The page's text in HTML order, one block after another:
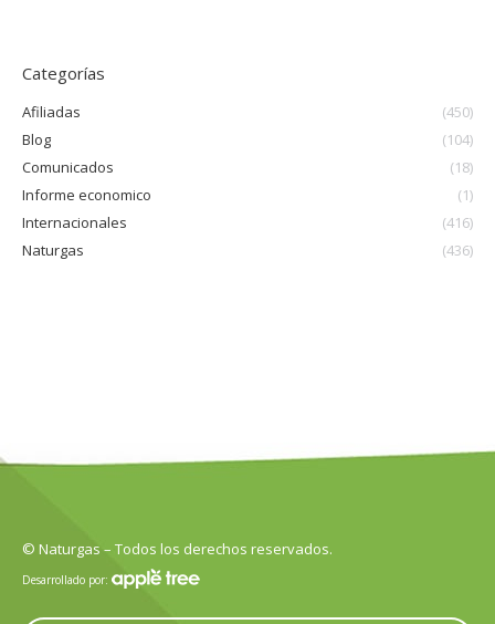
Categorías
Afiliadas
(450)
Blog
(104)
Comunicados
(18)
Informe economico
(1)
Internacionales
(416)
Naturgas
(436)
© Naturgas – Todos los derechos reservados.
Desarrollado por: